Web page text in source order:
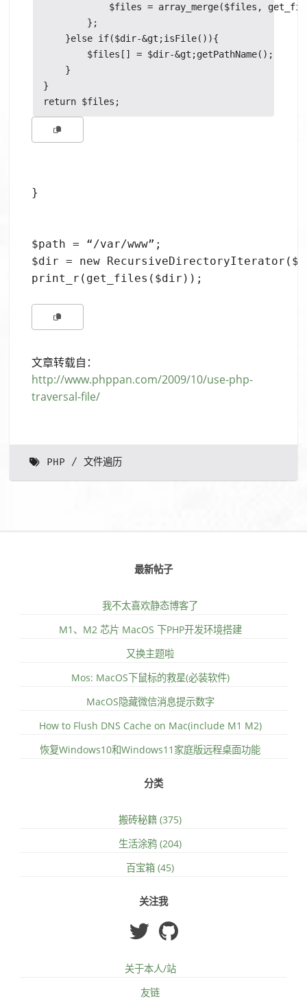
$files = array_merge($files,
        };
    }else if($dir-&gt;isFile()){
        $files[] = $dir-&gt;getPathName();
    }
}
}
$path = “/var/www”;
$dir = new
print_r(get_files($dir));
文章转载自：
http://www.phppan.com/2009/10/use-php-
traversal-file/
PHP 文件遍历
最新帖子
我不太喜欢静态博客了
M1、M2 芯片 MacOS 下PHP开发环境搭建
又换主题啦
Mos: MacOS下鼠标的救星(必装软件)
MacOS隐藏微信消息提示数字
How to Flush DNS Cache on Mac(include M1 M2)
恢复Windows10和Windows11家庭版远程桌面功能
分类
搬砖秘籍 (375)
生活涂鸦 (204)
百宝箱 (45)
关注我
关于本人/站
友链